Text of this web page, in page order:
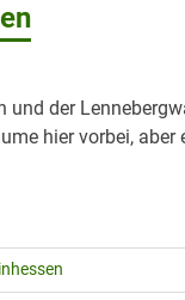
der
hier vorbei, aber